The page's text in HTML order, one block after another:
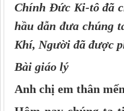
Chính Đức Ki-tô đã
hầu dẫn đưa chúng
Khí, Người đã được
Bài giáo lý
Anh chị em thân